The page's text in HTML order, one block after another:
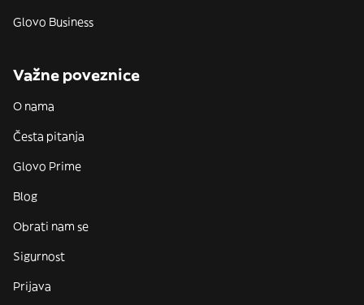
Glovo Business
Važne poveznice
O nama
Česta pitanja
Glovo Prime
Blog
Obrati nam se
Sigurnost
Prijava